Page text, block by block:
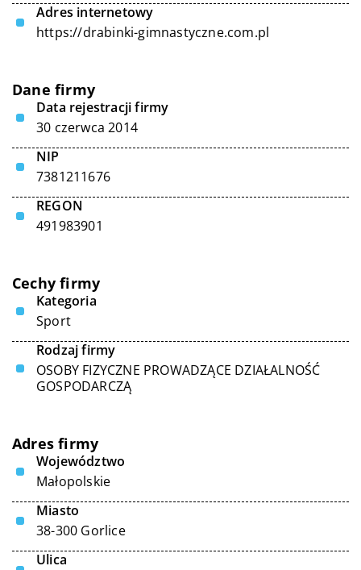
Adres internetowy
https://drabinki-gimnastyczne.com.pl
Dane firmy
Data rejestracji firmy
30 czerwca 2014
NIP
7381211676
REGON
491983901
Cechy firmy
Kategoria
Sport
Rodzaj firmy
OSOBY FIZYCZNE PROWADZĄCE DZIAŁALNOŚĆ
GOSPODARCZĄ
Adres firmy
Województwo
Małopolskie
Miasto
38-300 Gorlice
Ulica